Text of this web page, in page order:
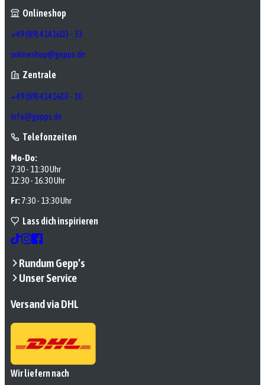
Onlineshop
+49 (89) 4141603 - 33
onlineshop@gepps.de
Zentrale
+49 (89) 4141603 - 10
info@gepps.de
Telefonzeiten
Mo-Do:
7:30 - 11:30 Uhr
12:30 - 16:30 Uhr
Fr:7:30 - 13:30 Uhr
Lass dich inspirieren
Rundum Gepp’s
Unser Service
Versand via DHL
Wir liefern nach